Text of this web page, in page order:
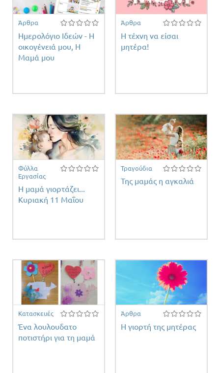
Άρθρα
Ημερολόγιο Ιδεών - Η
οικογένειά μου, Η
Μαμά μου
Άρθρα
Η τέχνη να είσαι
μητέρα!
Φύλλα
Εργασίας
Η μαμά γιορτάζει...
Κυριακή 11 Μαΐου
Τραγούδια
Της μαμάς η αγκαλιά
Κατασκευές
Ένα λουλουδατο
ποτιστήρι για τη μαμά
Άρθρα
Η γιορτή της μητέρας